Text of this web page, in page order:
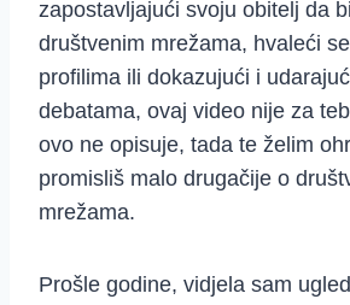
zapostavljajući svoju obitelj da
društvenim mrežama, hvaleći
profilima ili dokazujući i
debatama, ovaj video nije za
ovo ne opisuje, tada te želim
promisliš malo drugačije o
mrežama.
Prošle godine, vidjela sam